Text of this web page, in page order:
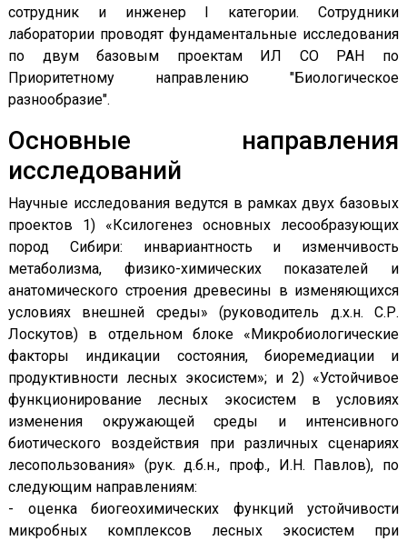
сотрудник и инженер I категории. Сотрудники
лаборатории проводят фундаментальные исследования
по двум базовым проектам ИЛ СО РАН по
Приоритетному направлению "Биологическое
разнообразие".
Основные направления
исследований
Научные исследования ведутся в рамках двух базовых
проектов 1) «Ксилогенез основных лесообразующих
пород Сибири: инвариантность и изменчивость
метаболизма, физико-химических показателей и
анатомического строения древесины в изменяющихся
условиях внешней среды» (руководитель д.х.н. С.Р.
Лоскутов) в отдельном блоке «Микробиологические
факторы индикации состояния, биоремедиации и
продуктивности лесных экосистем»; и 2) «Устойчивое
функционирование лесных экосистем в условиях
изменения окружающей среды и интенсивного
биотического воздействия при различных сценариях
лесопользования» (рук. д.б.н., проф., И.Н. Павлов), по
следующим направлениям:
- оценка биогеохимических функций устойчивости
микробных комплексов лесных экосистем при